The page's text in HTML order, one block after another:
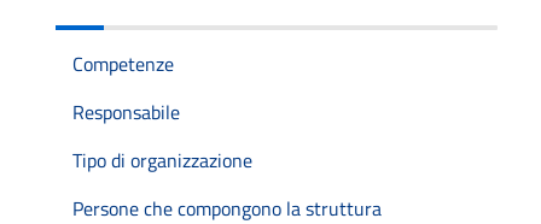
Competenze
Responsabile
Tipo di organizzazione
Persone che compongono la struttura